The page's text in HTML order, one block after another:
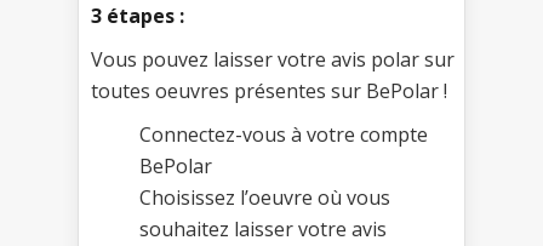
3 étapes :
Vous pouvez laisser votre avis polar sur
toutes oeuvres présentes sur BePolar !
Connectez-vous à votre compte
BePolar
Choisissez l’oeuvre où vous
souhaitez laisser votre avis